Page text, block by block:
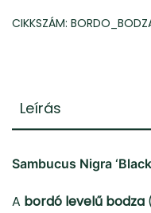
CIKKSZÁM:
Leírás
Sambucus Nigra
A bordó levelű bodza